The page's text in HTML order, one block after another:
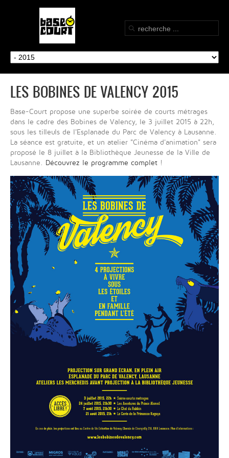
LES BOBINES DE VALENCY 2015
Base-Court propose une superbe soirée de courts métrages
dans le cadre des Bobines de Valency, le 3 juillet 2015 à 22h,
sous les tilleuls de l'Esplanade du Parc de Valency à Lausanne.
La séance est gratuite, et un atelier "Cinéma d'animation" sera
proposé le 8 juillet à la Bibliothèque Jeunesse de la Ville de
Lausanne. Découvrez le programme complet !